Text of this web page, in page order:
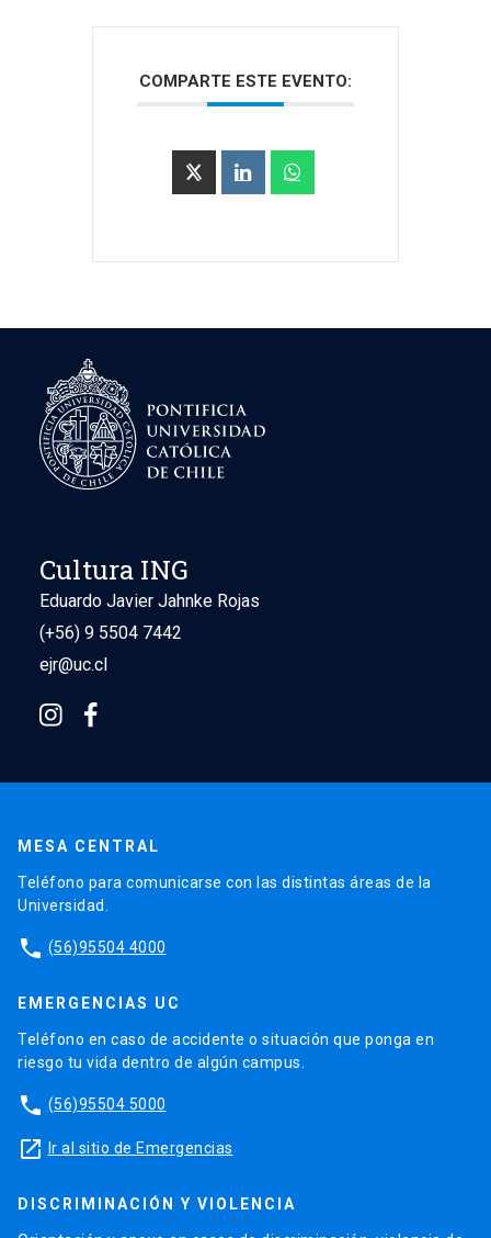
COMPARTE ESTE EVENTO:
Cultura ING
Eduardo Javier Jahnke Rojas
(+56) 9 5504 7442
ejr@uc.cl
MESA CENTRAL
Teléfono para comunicarse con las distintas áreas de la
Universidad.
phone (56)95504 4000
EMERGENCIAS UC
Teléfono en caso de accidente o situación que ponga en
riesgo tu vida dentro de algún campus.
phone (56)95504 5000
launch Ir al sitio de Emergencias
DISCRIMINACIÓN Y VIOLENCIA